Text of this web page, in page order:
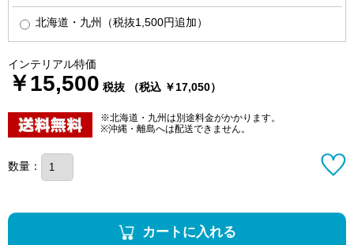
北海道・九州（税抜1,500円追加）
インテリアル特価
￥15,500 税抜 （税込 ￥17,050）
※北海道・九州は別途料金がかかります。
※沖縄・離島へは配送できません。
数量：
カートに入れる